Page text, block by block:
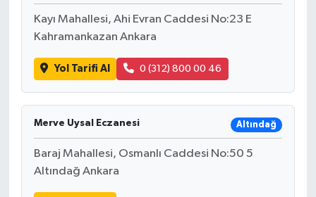
Kayı Mahallesi, Ahi Evran Caddesi No:23 E
Kahramankazan Ankara
Yol Tarifi Al 0 (312) 800 00 46
Merve Uysal Eczanesi Altındağ
Baraj Mahallesi, Osmanlı Caddesi No:50 5
Altındağ Ankara